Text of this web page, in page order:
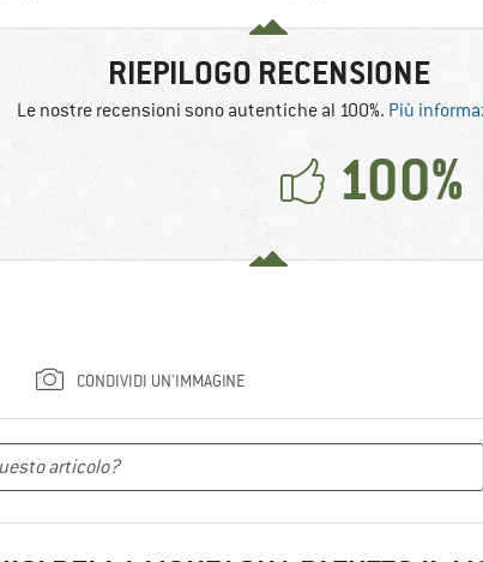
RIEPILOGO RECENSIONE
Le nostre recensioni sono autentiche al 100%. Più
100%
CONDIVIDI UN'IMMAGINE